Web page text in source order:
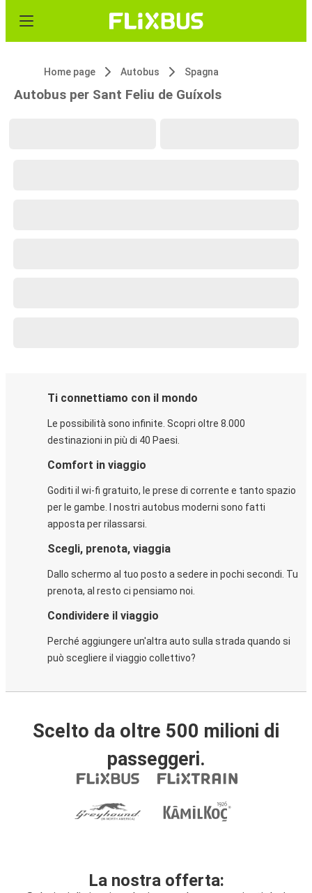
Home page Autobus Spagna
Autobus per Sant Feliu de Guíxols
Ti connettiamo con il mondo
Le possibilità sono infinite. Scopri oltre 8.000
destinazioni in più di 40 Paesi.
Comfort in viaggio
Goditi il wi-fi gratuito, le prese di corrente e tanto spazio
per le gambe. I nostri autobus moderni sono fatti
apposta per rilassarsi.
Scegli, prenota, viaggia
Dallo schermo al tuo posto a sedere in pochi secondi. Tu
prenota, al resto ci pensiamo noi.
Condividere il viaggio
Perché aggiungere un'altra auto sulla strada quando si
può scegliere il viaggio collettivo?
Scelto da oltre 500 milioni di
passeggeri.
La nostra offerta: